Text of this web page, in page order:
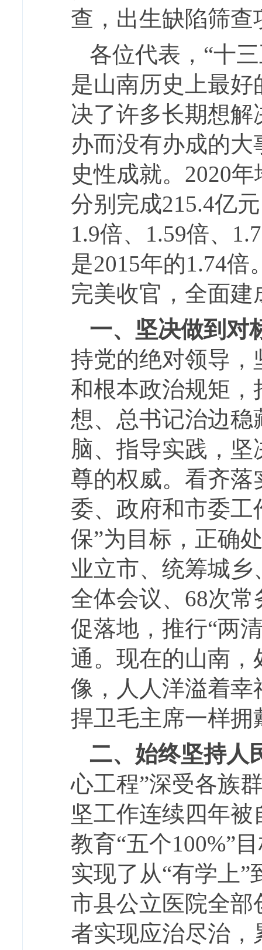
查，出生缺陷筛
各位代表，“十
是山南历史上最
决了许多长期想
办而没有办成的
史性成就。2020
分别完成215.4亿
1.9倍、1.59倍、
是2015年的1.74
完美收官，全面
一、坚决做到对
持党的绝对领导，
和根本政治规矩
想、总书记治边
脑、指导实践，
尊的权威。看齐
委、政府和市委工
保”为目标，正确
业立市、统筹城乡
全体会议、68次
促落地，推行“两
通。现在的山南
像，人人洋溢着
捍卫毛主席一样
二、始终坚持人
心工程”深受各族
坚工作连续四年被
教育“五个100%”
实现了从“有学上
市县公立医院全部
者实现应治尽治，